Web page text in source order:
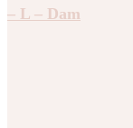
– L – Dam